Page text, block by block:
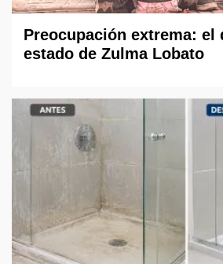
Preocupación extrema: el
estado de Zulma Lobato